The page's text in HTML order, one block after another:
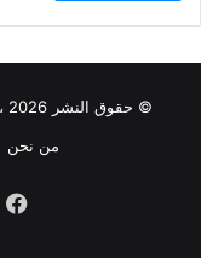
© حقوق النشر 2026 ، جميع الحقوق محفوظة |
من نحن